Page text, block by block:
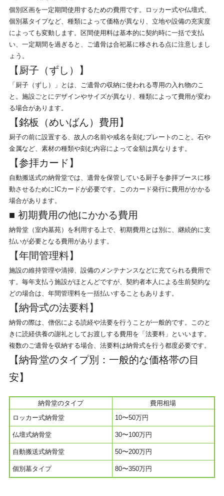
個別区画を一定期間使用するための費用です。ロッカー式や仏壇式、
個別墓タイプなど、種類によって価格が異なり、立地や設備の充実度
によっても変動します。区間使用料は基本的に契約時に一括で支払
い、一定期間を過ぎると、ご遺骨は合祀墓に移される点に注意しまし
ょう。
【厨子（ずし）】
「厨子（ずし）」とは、ご遺骨の収納に使われる専用の入れ物のこ
と。施設ごとにデザインやサイズが異なり、種類によって費用が変わ
る場合があります。
【銘板（めいばん）費用】
厨子の前に設置する、故人の名前や戒名を刻むプレートのこと。石や
金属など、素材の種類や刻む内容によって金額は異なります。
【参拝カード】
自動搬送式の納骨堂では、遺骨を保管している厨子を参拝ブースに移
動させるためにICカードが必要です。このカード発行に費用がかかる
場合があります。
■ 初期費用の他にかかる費用
納骨堂（室内墓苑）を利用する上で、初期費用とは別に、継続的に支
払いが必要となる費用があります。
【年間管理料】
施設の維持管理や清掃、設備のメンテナンスなどに充てられる費用で
す。毎年支払う施設がほとんどですが、契約者本人による生前契約な
どの場合は、年間管理料を一括払いすることもあります。
【納骨式の法要料】
納骨の際は、僧侶による読経や法要を行うことが一般的です。このと
きに読経供養の謝礼としてお渡しする費用を「法要料」といいます。
複数のご遺骨を収納する場合、法要料は納骨式を行う都度必要です。
【納骨堂のタイプ別：一般的な価格帯の目
安】
納骨堂のタイプ
費用相場
ロッカー式納骨堂
10〜50万円
仏壇式納骨堂 30〜100万円
自動搬送式納骨堂 50〜200万円
個別墓タイプ 80〜350万円